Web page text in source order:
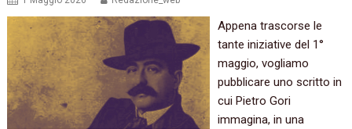
Appena trascorse le
tante iniziative del 1°
maggio, vogliamo
pubblicare uno scritto in
cui Pietro Gori
immagina, in una